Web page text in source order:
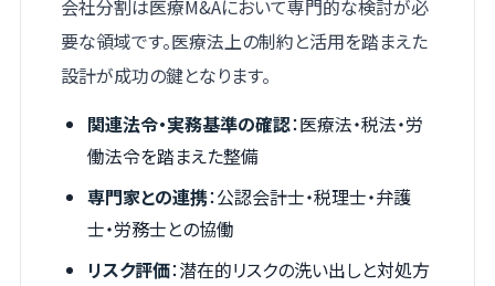
会社分割は医療M&Aにおいて専門的な検討が必
要な領域です。医療法上の制約と活用を踏まえた
設計が成功の鍵となります。
関連法令・実務基準の確認：医療法・税法・労
働法令を踏まえた整備
専門家との連携：公認会計士・税理士・弁護
士・労務士との協働
リスク評価：潜在的リスクの洗い出しと対処方